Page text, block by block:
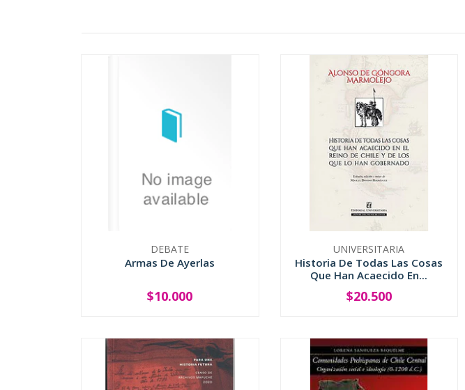
DEBATE
Armas De Ayerlas
+
$10.000
UNIVERSITARIA
Historia De Todas Las Cosas
Que Han Acaecido En...
+
$20.500